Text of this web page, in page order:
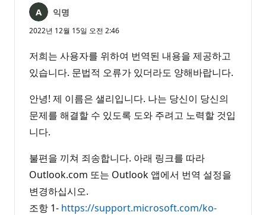
익명
2022년 12월 15일 오전 2:46
저희는 사용자를 위하여 번역된 내용을 제공하고
있습니다. 문법적 오류가 있더라도 양해바랍니다.
안녕! 제 이름은 샐리입니다. 나는 당신이 당신의
문제를 해결할 수 있도록 도와 주려고 노력할 것입
니다.
불편을 끼쳐 죄송합니다. 아래 링크를 따라
Outlook.com 또는 Outlook 앱에서 번역 설정을
변경하십시오.
조항 1- https://support.microsoft.com/ko-